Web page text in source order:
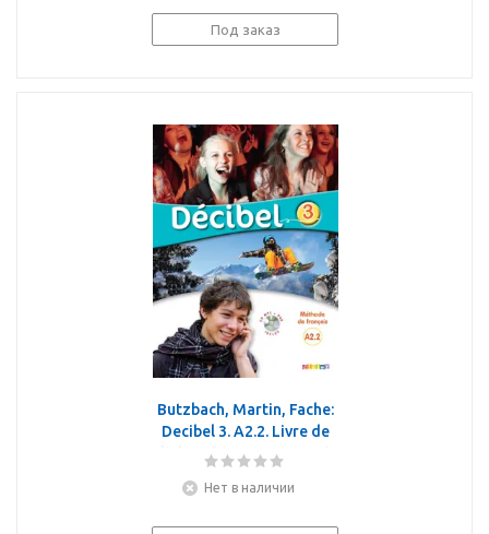
Под заказ
Butzbach, Martin, Fache:
Decibel 3. A2.2. Livre de
l'eleve (+CDmp3, +DVD)
Нет в наличии